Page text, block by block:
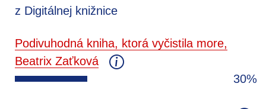
z Digitálnej knižnice
Podivuhodná kniha, ktorá vyčistila more,
Beatrix Zaťková
30%